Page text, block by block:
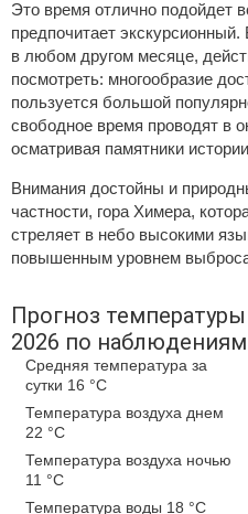
Это время отлично подойдет
предпочитает
в любом другом месяце,
посмотреть: многообразие
пользуется большой
свободное время проводят в
осматривая памятники
Внимания достойны и
частности, гора Химера,
стреляет в небо высокими
повышенным уровнем выброса
Прогноз
2026 по
Средняя температура за
сутки 16 °C
Температура воздуха днем
22 °C
Температура воздуха ночью
11 °C
Температура воды 18 °C